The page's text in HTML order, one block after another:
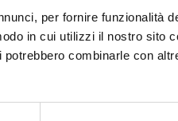
per fornire funzionalità
in cui utilizzi il nostro sito
combinarle con